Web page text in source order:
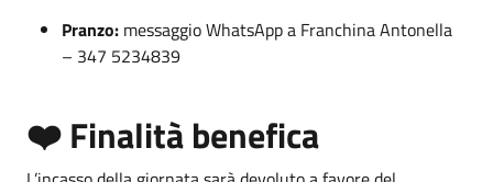
Pranzo: messaggio WhatsApp a Franchina Antonella
– 347 5234839
❤️ Finalità benefica